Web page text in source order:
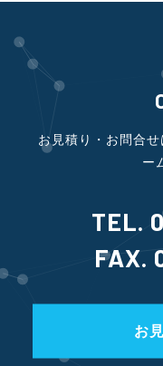
お見積り・お問合
ー
TEL.
FAX.
お